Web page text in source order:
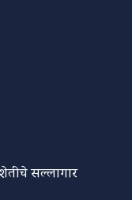
सल्लागार